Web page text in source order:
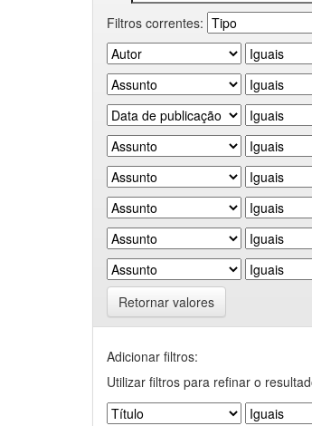
Filtros correntes:
Retornar valores
Adicionar filtros:
Utilizar filtros para refinar o